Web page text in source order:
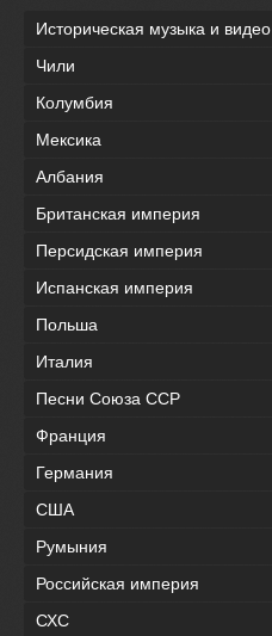
Историческая музыка и видео
Чили
Колумбия
Мексика
Албания
Британская империя
Персидская империя
Испанская империя
Польша
Италия
Песни Союза ССР
Франция
Германия
США
Румыния
Российская империя
СХС